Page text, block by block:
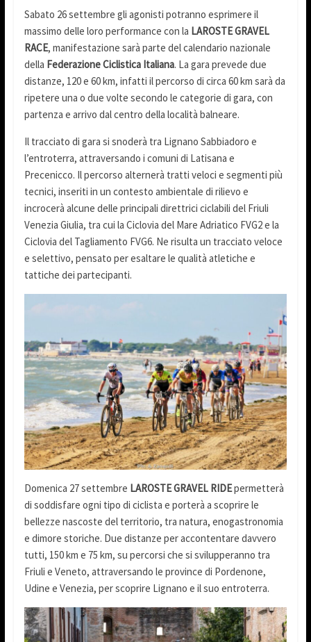
Sabato 26 settembre gli agonisti potranno esprimere il
massimo delle loro performance con la LAROSTE GRAVEL
RACE, manifestazione sarà parte del calendario nazionale
della Federazione Ciclistica Italiana. La gara prevede due
distanze, 120 e 60 km, infatti il percorso di circa 60 km sarà da
ripetere una o due volte secondo le categorie di gara, con
partenza e arrivo dal centro della località balneare.
Il tracciato di gara si snoderà tra Lignano Sabbiadoro e
l’entroterra, attraversando i comuni di Latisana e
Precenicco. Il percorso alternerà tratti veloci e segmenti più
tecnici, inseriti in un contesto ambientale di rilievo e
incrocerà alcune delle principali direttrici ciclabili del Friuli
Venezia Giulia, tra cui la Ciclovia del Mare Adriatico FVG2 e la
Ciclovia del Tagliamento FVG6. Ne risulta un tracciato veloce
e selettivo, pensato per esaltare le qualità atletiche e
tattiche dei partecipanti.
Domenica 27 settembre LAROSTE GRAVEL RIDEpermetterà
di soddisfare ogni tipo di ciclista e porterà a scoprire le
bellezze nascoste del territorio, tra natura, enogastronomia
e dimore storiche. Due distanze per accontentare davvero
tutti, 150 km e 75 km, su percorsi che si svilupperanno tra
Friuli e Veneto, attraversando le province di Pordenone,
Udine e Venezia, per scoprire Lignano e il suo entroterra.